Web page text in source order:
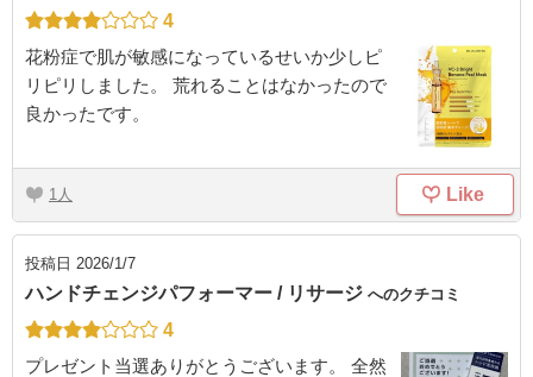
4
花粉症で肌が敏感になっているせいか少しピ
リピリしました。 荒れることはなかったので
良かったです。
1 Like
投稿日 2026/1/7
ハンドチェンジパフォーマー / リサージ へのクチコミ
4
プレゼント当選ありがとうございます。 全然